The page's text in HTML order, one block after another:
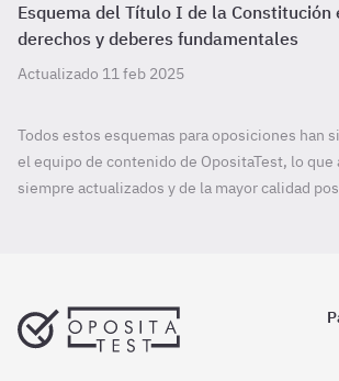
Esquema del Título I de la Constitución
derechos y deberes fundamentales
Actualizado 11 feb 2025
Todos estos esquemas para oposiciones han
el equipo de contenido de OpositaTest, lo que
siempre actualizados y de la mayor calidad